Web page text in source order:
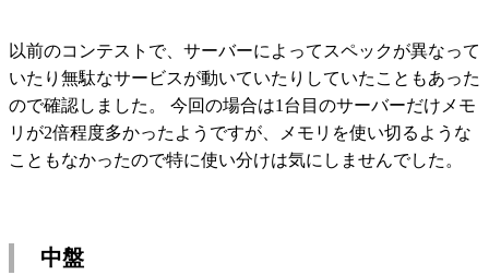
以前のコンテストで、サーバーによってスペックが異なって
いたり無駄なサービスが動いていたりしていたこともあった
ので確認しました。 今回の場合は1台目のサーバーだけメモ
リが2倍程度多かったようですが、メモリを使い切るような
こともなかったので特に使い分けは気にしませんでした。
中盤